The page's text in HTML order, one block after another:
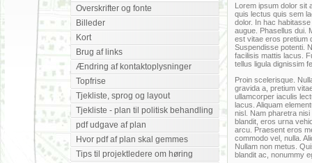
Overskrifter og fonte
Billeder
Kort
Brug af links
Ændring af kontaktoplysninger
Topfrise
Tjekliste, sprog og layout
Tjekliste - plan til politisk behandling
pdf udgave af plan
Hvor pdf af plan skal gemmes
Tips til projektledere om høring
Lorem ipsum dolor sit
quis lectus quis sem
dolor. In hac
augue. Phasellus dui.
est vitae eros pretium
Suspendisse potenti.
facilisis mattis lacus.
tellus ligula dignissim
Proin scelerisque.
gravida a, pretium
ullamcorper iaculis
lacus. Aliquam
nisl. Nam pharetra
blandit, eros urna
arcu. Praesent eros
commodo vel, nulla.
Nullam non metus.
blandit ac, nonummy